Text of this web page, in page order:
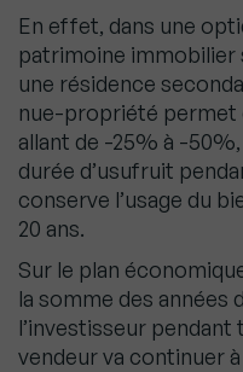
En effet, dans une
patrimoine immobilier
une résidence
nue-propriété permet
allant de -25% à -
durée d’usufruit
conserve l’usage du
20 ans.
Sur le plan
la somme des années
l’investisseur
vendeur va continuer